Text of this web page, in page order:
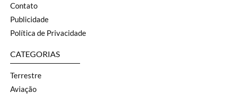
Contato
Publicidade
Política de Privacidade
CATEGORIAS
Terrestre
Aviação